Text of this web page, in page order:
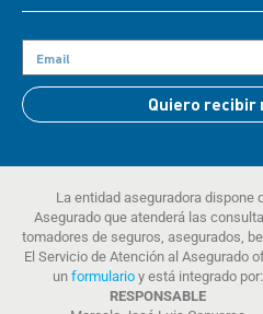
Quiero recibir
La entidad aseguradora dispone
Asegurado que atenderá las
tomadores de seguros, asegurados,
El Servicio de Atención al Asegurado
un formulario y está integrado por:
RESPONSABLE